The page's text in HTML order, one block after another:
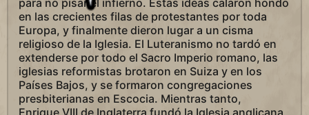
para no pisar el infierno. Estas ideas calaron hondo
en las crecientes filas de protestantes por toda
Europa, y finalmente dieron lugar a un cisma
religioso de la Iglesia. El Luteranismo no tardó en
extenderse por todo el Sacro Imperio romano, las
iglesias reformistas brotaron en Suiza y en los
Países Bajos, y se formaron congregaciones
presbiterianas en Escocia. Mientras tanto,